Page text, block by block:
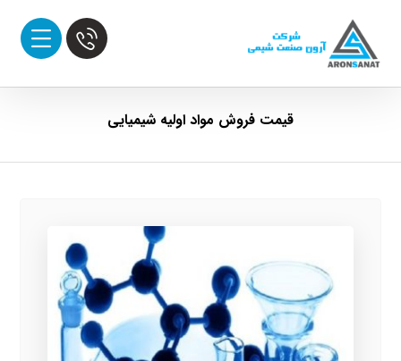
قیمت فروش مواد اولیه شیمیایی